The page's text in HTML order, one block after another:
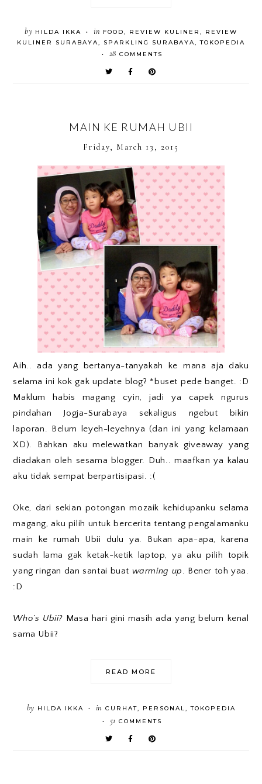
by HILDA IKKA • in FOOD, REVIEW KULINER , REVIEW
KULINER SURABAYA, SPARKLING SURABAYA,TOKOPEDIA
• 28 COMMENTS
MAIN KE RUMAH UBII
Friday, March 13, 2015
Aih.. ada yang bertanya-tanyakah ke mana aja daku
selama ini kok gak update blog? *buset pede banget. :D
Maklum habis magang cyin, jadi ya capek ngurus
pindahan Jogja-Surabaya sekaligus ngebut bikin
laporan. Belum leyeh-leyehnya (dan ini yang kelamaan
XD). Bahkan aku melewatkan banyak giveaway yang
diadakan oleh sesama blogger. Duh.. maafkan ya kalau
aku tidak sempat berpartisipasi. :(
Oke, dari sekian potongan mozaik kehidupanku selama
magang, aku pilih untuk bercerita tentang pengalamanku
main ke rumah Ubii dulu ya. Bukan apa-apa, karena
sudah lama gak ketak-ketik laptop, ya aku pilih topik
yang ringan dan santai buat warming up. Bener toh yaa.
:D
Who’s Ubii? Masa hari gini masih ada yang belum kenal
sama Ubii?
READ MORE
by HILDA IKKA • in CURHAT, PERSONAL,TOKOPEDIA
• 51 COMMENTS